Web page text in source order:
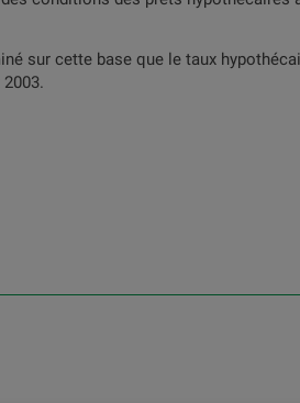
sur cette base que le taux